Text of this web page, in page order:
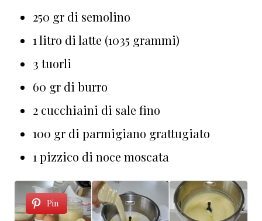
250 gr di semolino
1 litro di latte (1035 grammi)
3 tuorli
60 gr di burro
2 cucchiaini di sale fino
100 gr di parmigiano grattugiato
1 pizzico di noce moscata
Pin